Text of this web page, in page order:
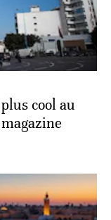
cool au